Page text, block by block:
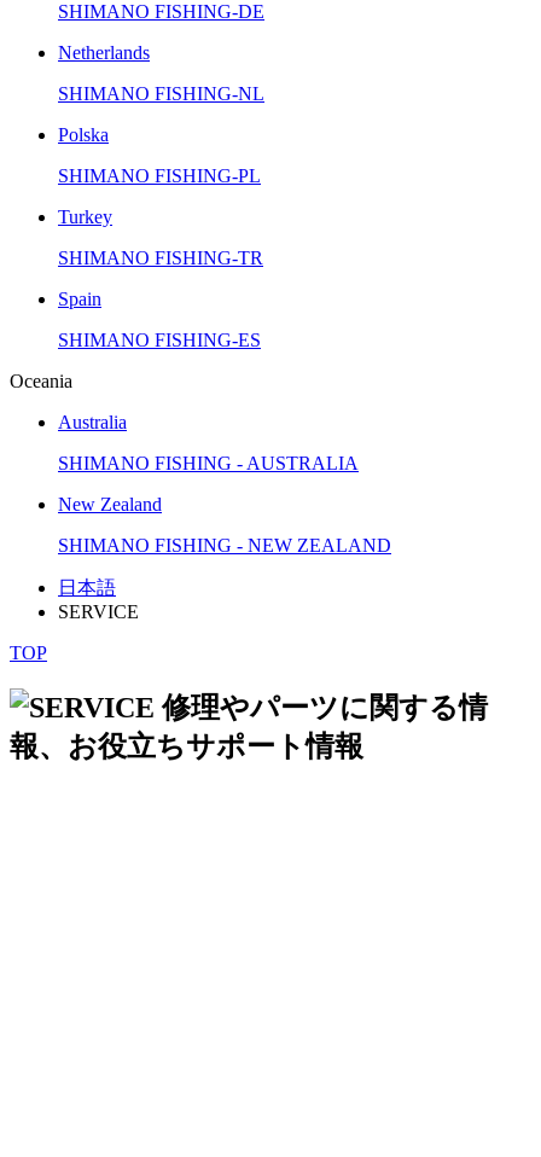
SHIMANO FISHING-DE
Netherlands
SHIMANO FISHING-NL
Polska
SHIMANO FISHING-PL
Turkey
SHIMANO FISHING-TR
Spain
SHIMANO FISHING-ES
Oceania
Australia
SHIMANO FISHING - AUSTRALIA
New Zealand
SHIMANO FISHING - NEW ZEALAND
日本語
SERVICE
TOP